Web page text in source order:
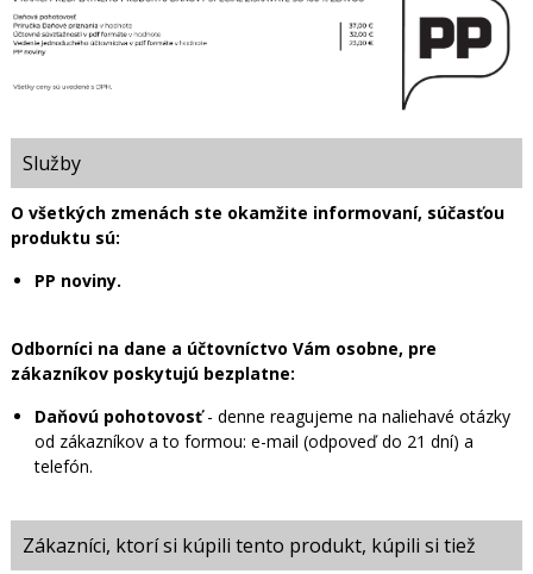
Služby
O všetkých zmenách ste okamžite informovaní, súčasťou
produktu sú:
PP noviny.
Odborníci na dane a účtovníctvo Vám osobne, pre
zákazníkov poskytujú bezplatne:
Daňovú pohotovosť- denne reagujeme na naliehavé otázky
od zákazníkov a to formou: e-mail (odpoveď do 21 dní) a
telefón.